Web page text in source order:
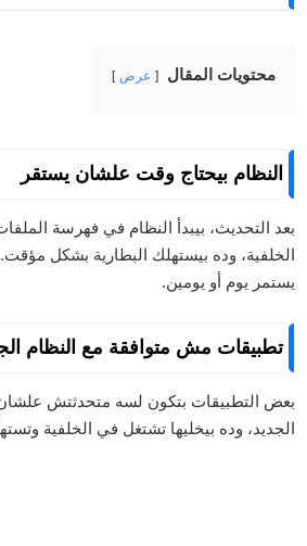
محتويات المقال عرض
النظام بيحتاج وقت علشان يستقر
بعد التحديث، بيبدأ النظام في فهرسة
الخلفية، وده بيستهلك البطارية بشكل
يستمر يوم أو يومين.
تطبيقات مش متوافقة مع النظام
بعض التطبيقات بتكون لسه متحدثتش
الجديد، وده بيخليها تشتغل في الخلفية